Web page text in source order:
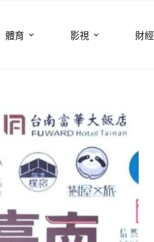
體育 影視 財經